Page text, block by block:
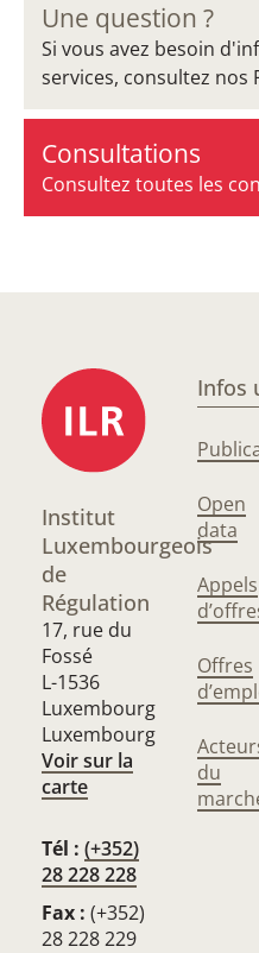
Une question ?
Si vous avez besoin
services, consultez nos
Consultations
Consultez toutes les
Institut
Luxembourgeois
de
Régulation
17, rue du
Fossé
L-1536
Luxembourg
Luxembourg
Voir sur la
carte
Tél : (+352)
28 228 228
Fax : (+352)
28 228 229
Infos
Open
data
Appels
Offres
du